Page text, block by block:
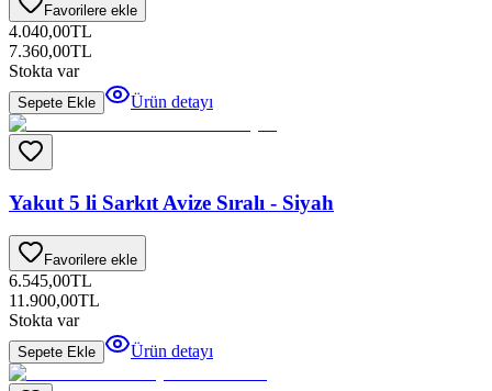
Favorilere ekle
4.040,00TL
7.360,00TL
Stokta var
Sepete Ekle Ürün detayı
Yakut 5 li Sarkıt Avize Sıralı - Siyah
Favorilere ekle
6.545,00TL
11.900,00TL
Stokta var
Sepete Ekle Ürün detayı